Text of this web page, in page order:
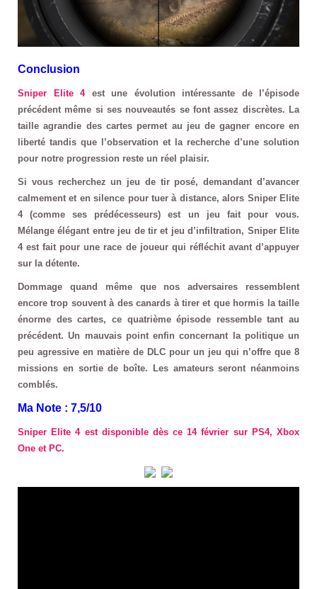
Conclusion
Sniper Elite 4est une évolution intéressante de l’épisode
précédent même si ses nouveautés se font assez discrètes. La
taille agrandie des cartes permet au jeu de gagner encore en
liberté tandis que l’observation et la recherche d’une solution
pour notre progression reste un réel plaisir.
Si vous recherchez un jeu de tir posé, demandant d’avancer
calmement et en silence pour tuer à distance, alors Sniper Elite
4 (comme ses prédécesseurs) est un jeu fait pour vous.
Mélange élégant entre jeu de tir et jeu d’infiltration, Sniper Elite
4 est fait pour une race de joueur qui réfléchit avant d’appuyer
sur la détente.
Dommage quand même que nos adversaires ressemblent
encore trop souvent à des canards à tirer et que hormis la taille
énorme des cartes, ce quatrième épisode ressemble tant au
précédent. Un mauvaispoint enfin concernant la politique un
peu agressive en matière de DLC pour un jeu qui n’offre que 8
missions en sortie de boîte. Les amateurs seront néanmoins
comblés.
Ma Note : 7,5/10
Sniper Elite 4 est disponible dès ce 14 février sur PS4, Xbox
One et PC.